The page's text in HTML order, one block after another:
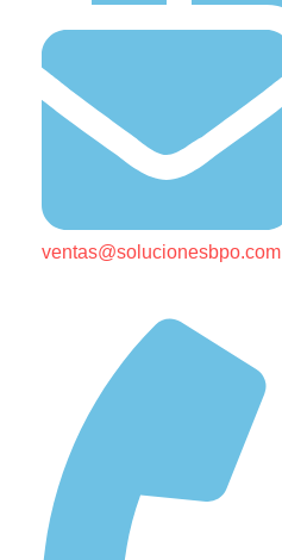
ventas@solucionesbpo.com